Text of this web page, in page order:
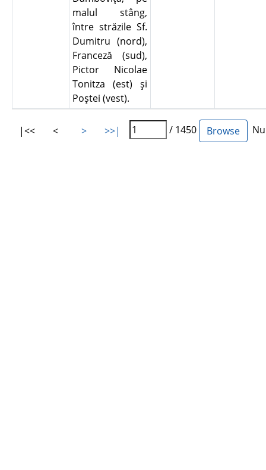
malul stâng,
între străzile Sf.
Dumitru (nord),
Franceză (sud),
Pictor Nicolae
Tonitza (est) şi
Poştei (vest).
|<< < > >>| / 1450